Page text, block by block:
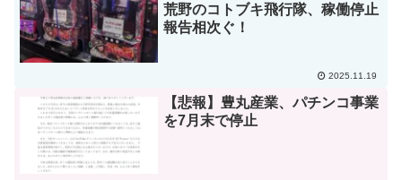
荒野のコトブキ飛行隊、稼働停止
報告相次ぐ！
2025.11.19
【悲報】豊丸産業、パチンコ事業
を7月末で停止